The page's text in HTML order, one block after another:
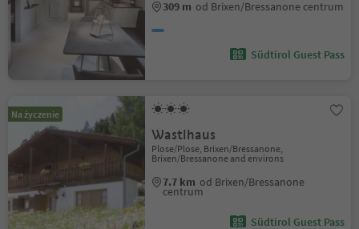
309 m od Brixen/Bressanone centrum
Südtirol Guest Pass
Na życzenie
Wastlhaus
Plose/Plose, Brixen/Bressanone,
Brixen/Bressanone and environs
7.7 km od Brixen/Bressanone
centrum
Südtirol Guest Pass